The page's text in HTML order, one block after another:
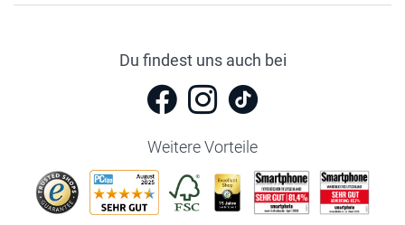
Du findest uns auch bei
Weitere Vorteile